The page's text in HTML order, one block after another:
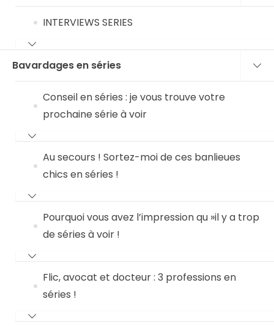
INTERVIEWS SERIES
Bavardages en séries
Conseil en séries : je vous trouve votre
prochaine série à voir
Au secours ! Sortez-moi de ces banlieues
chics en séries !
Pourquoi vous avez l’impression qu »il y a trop
de séries à voir !
Flic, avocat et docteur : 3 professions en
séries !